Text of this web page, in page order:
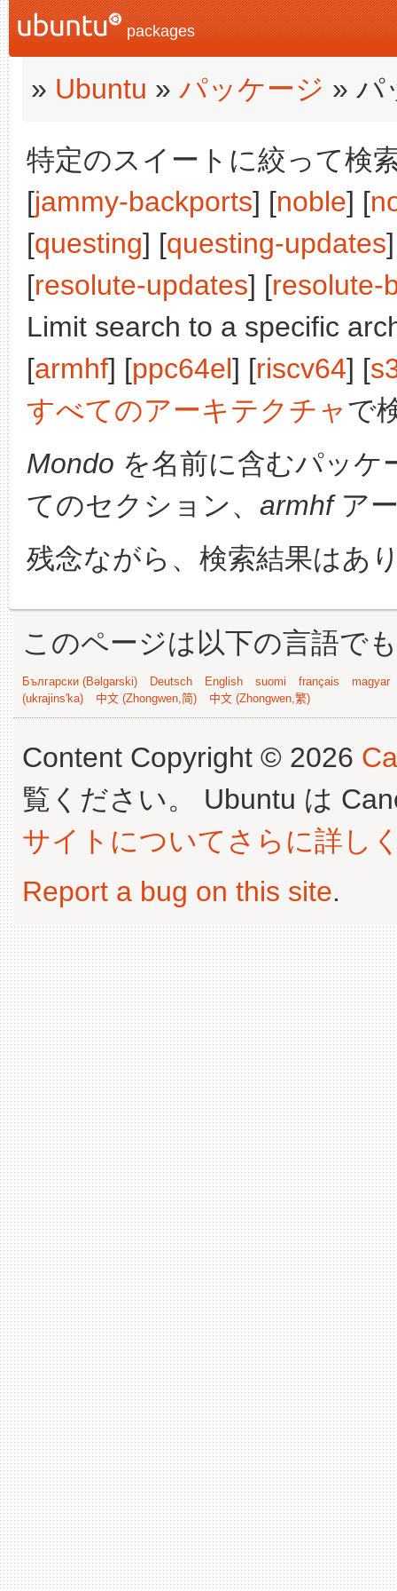
packages
» Ubuntu » パッケージ » パ
特定のスイートに絞って検
[jammy-backports] [noble] [
[questing] [questing-updates
[resolute-updates] [resolute-
Limit search to a specific
[armhf] [ppc64el] [riscv64] [
すべてのアーキテクチャで
Mondo を名前に含むパッケ
てのセクション、 armhfア
残念ながら、検索結果はあ
このページは以下の言語で
Български (Bəlgarski) Deutsch English suomi français
magyar
(ukrajins'ka)
中文 (Zhongwen,简) 中文 (Zhongwen,繁)
Content Copyright © 2026
覧ください。 Ubuntu は
サイトについてさらに詳し
Report a bug on this site.